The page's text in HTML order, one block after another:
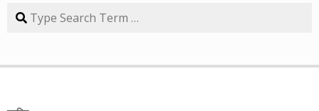
संतुलन बनाकर चलते हैं। यह भी बताते हैं कि कहां पर एंट्री करें और आपके
मुद्रास्फीति का 4% बढ़ना भी घर-गृहस्थी की कमर तोड़ देता है। सरकार
कहती है कि उसने तो पिछले बारह सालों में मुद्रास्फीति को काबू में कर रखा
(एफआईटी) फ्रेमवर्क के तहत रिटेल मुद्रास्फीति के लिए 4% को बीच में
तक टूटी नहीं है। यह फ्रेमवर्क हर पांच साल पर बढ़ाया जाता है। अभी इसे